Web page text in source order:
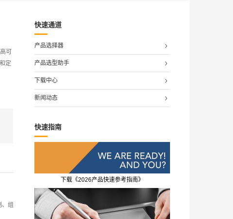
可
定
组
快速通道
产品选择器
产品选型助手
下载中心
新闻动态
快速指南
下载《2026产品快速参考指南》